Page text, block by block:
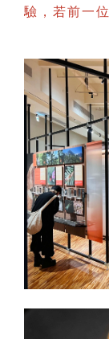
驗，若前一